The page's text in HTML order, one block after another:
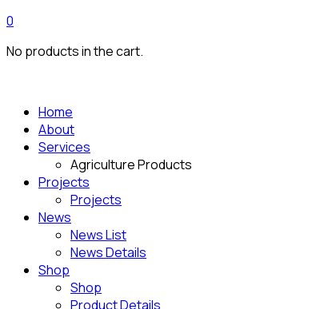
0
No products in the cart.
Home
About
Services
Agriculture Products
Projects
Projects
News
News List
News Details
Shop
Shop
Product Details